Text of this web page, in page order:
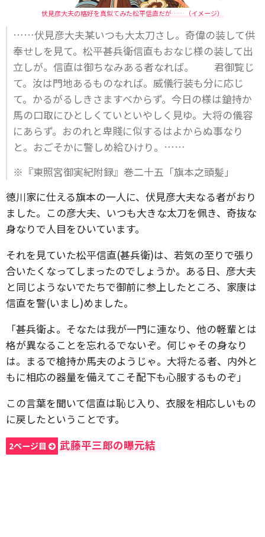
伏見彦大夫の格好を真似てみた松平信直だが……（イメージ）
……伏見彦大夫某いつも大太刀さし。奇偉の装して供
奉せしを見て。松平甚兵衛信直もおなじ様の装して出
立しが。信直は御ちなみある者なれば。 君御覧じ
て。汝は門地あるものなれば。威儀行装も分に応じ
て。かるがるしきさますべからず。今日の様は鎗持か
馬の口取にひとしくていといやしく見ゆ。大将の儀容
にあらず。おのれと卑賤に似するはよからぬ事なり
と。おごそかに警しめ給ひけり。……
※『東照宮御実紀附録』巻二十五「旗本之頭髪」
徳川家に仕える旗本の一人に、伏見彦大夫なる者がおり
ました。この彦大夫、いつも大きな太刀を佩き、奇抜な
身なりで人目をひいています。
それを見ていた松平信直(甚兵衛)は、若気の至りで張り
合いたくなってしまったのでしょうか。ある日、彦大夫
と同じようないでたちで御前に参上したところ、家康は
信直を警(いまし)めました。
「甚兵衛よ。そなたは我が一門に連なり、他の軽輩とは
格が異なることを忘れるでないぞ。何じゃその身なり
は。まるで槍持か馬夫のようじゃ。大将たる者、内外と
もに相応の器量を備えてこそ配下も心服するものぞ」
この言葉を聞いて信直は恥じ入り、衣服を相応しいもの
に戻したということです。
2ページ目 武藤平三郎の曝元結